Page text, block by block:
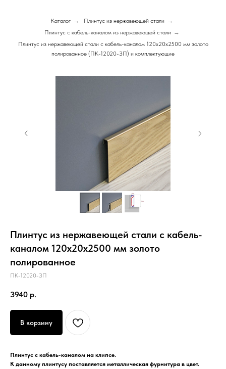
Каталог → Плинтус из нержавеющей стали →
Плинтус с кабель-каналом из нержавеющей стали →
Плинтус из нержавеющей стали с кабель-каналом 120х20х2500 мм золото
полированное (ПК-12020-ЗП) и комплектующие
Плинтус из нержавеющей стали с кабель-
каналом 120х20х2500 мм золото
полированное
ПК-12020-ЗП
3940 р.
В корзину
Плинтус с кабель-каналом на клипсе.
К данному плинтусу поставляется металлическая фурнитура в цвет.